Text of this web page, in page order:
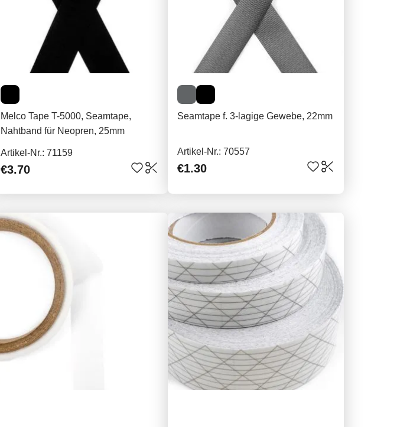
Melco Tape T-5000, Seamtape,
Nahtband für Neopren, 25mm
Artikel-Nr.: 71159
€3.70
Seamtape f. 3-lagige Gewebe, 22mm
Artikel-Nr.: 70557
€1.30